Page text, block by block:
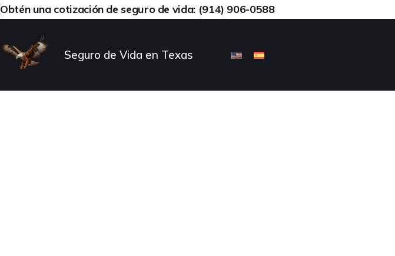
Obtén una cotización de seguro de vida: (914) 906-0588
Seguro de Vida en Texas